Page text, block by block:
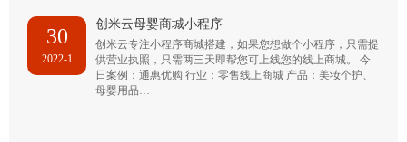
30
2022-1
创米云母婴商城小程序
创米云专注小程序商城搭建，如果您想做个小程序，只需提
供营业执照，只需两三天即帮您可上线您的线上商城。 今
日案例：通惠优购 行业：零售线上商城 产品：美妆个护、
母婴用品…